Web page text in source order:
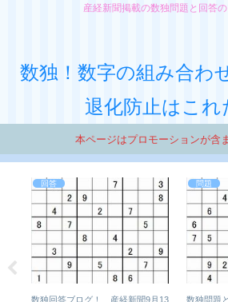
産経新聞掲載の数独問題と回答
数独！数字の組み合わ
退化防止はこれ
本ページはプロモーションが含
回答
数独回答ブログ！ 産経新聞9月13
問題
数独問題